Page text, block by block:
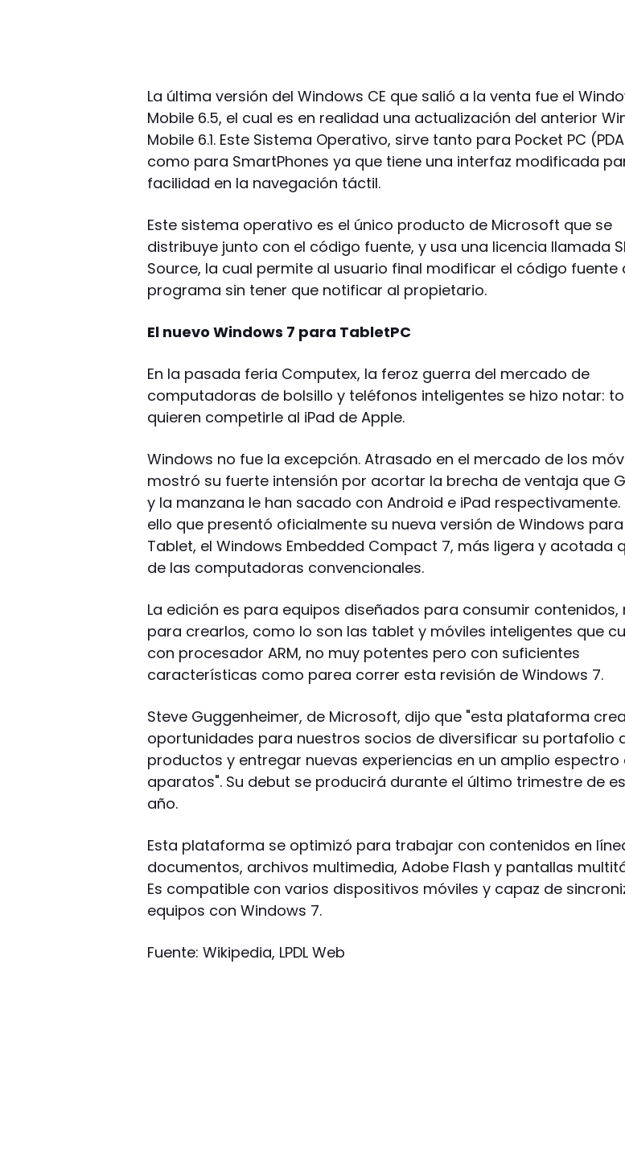
La última versión del Windows CE que salió a la venta fue el
Mobile 6.5, el cual es en realidad una actualización del anterior
Mobile 6.1. Este Sistema Operativo, sirve tanto para Pocket PC
como para SmartPhones ya que tiene una interfaz modificada
facilidad en la navegación táctil.
Este sistema operativo es el único producto de Microsoft que se
distribuye junto con el código fuente, y usa una licencia llamada
Source, la cual permite al usuario final modificar el código fuente
programa sin tener que notificar al propietario.
El nuevo Windows 7 para TabletPC
En la pasada feria Computex, la feroz guerra del mercado de
computadoras de bolsillo y teléfonos inteligentes se hizo notar:
quieren competirle al iPad de Apple.
Windows no fue la excepción. Atrasado en el mercado de los
mostró su fuerte intensión por acortar la brecha de ventaja que
y la manzana le han sacado con Android e iPad respectivamente.
ello que presentó oficialmente su nueva versión de Windows para
Tablet, el Windows Embedded Compact 7, más ligera y acotada
de las computadoras convencionales.
La edición es para equipos diseñados para consumir contenidos,
para crearlos, como lo son las tablet y móviles inteligentes que
con procesador ARM, no muy potentes pero con suficientes
características como parea correr esta revisión de Windows 7.
Steve Guggenheimer, de Microsoft, dijo que "esta plataforma crea
oportunidades para nuestros socios de diversificar su portafolio
productos y entregar nuevas experiencias en un amplio espectro
aparatos". Su debut se producirá durante el último trimestre de
año.
Esta plataforma se optimizó para trabajar con contenidos en
documentos, archivos multimedia, Adobe Flash y pantallas
Es compatible con varios dispositivos móviles y capaz de
equipos con Windows 7.
Fuente: Wikipedia, LPDL Web